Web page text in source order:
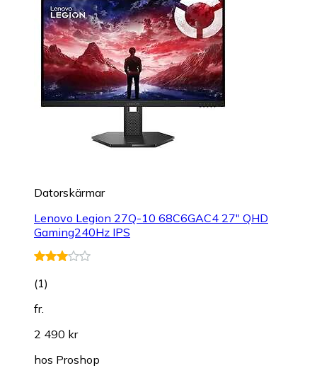
Datorskärmar
Lenovo Legion 27Q-10 68C6GAC4 27" QHD
Gaming240Hz IPS
(1)
fr.
2 490 kr
hos Proshop